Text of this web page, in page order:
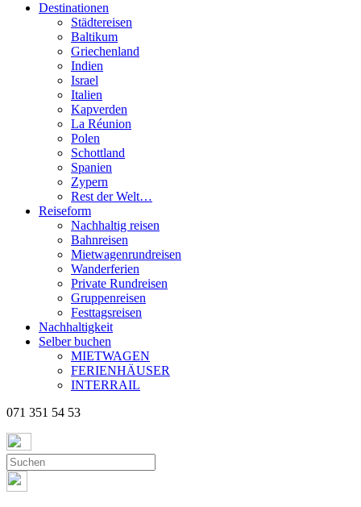
Destinationen
Städtereisen
Baltikum
Griechenland
Indien
Israel
Italien
Kapverden
La Réunion
Polen
Schottland
Spanien
Zypern
Rest der Welt…
Reiseform
Nachhaltig reisen
Bahnreisen
Mietwagenrundreisen
Wanderferien
Private Rundreisen
Gruppenreisen
Festtagsreisen
Nachhaltigkeit
Selber buchen
MIETWAGEN
FERIENHÄUSER
INTERRAIL
071 351 54 53